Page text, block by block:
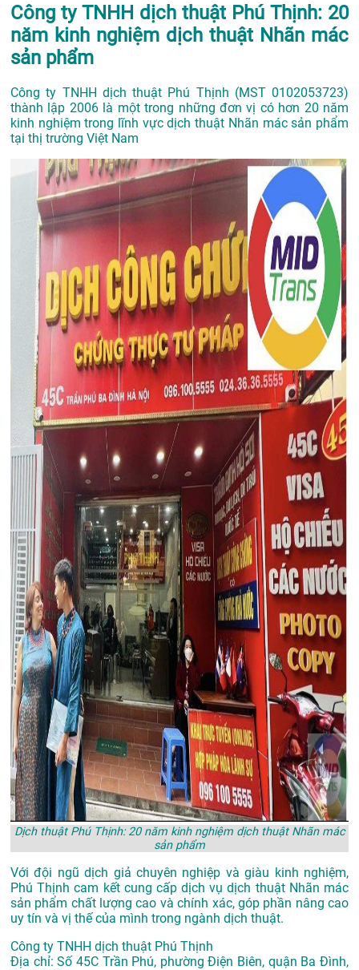
Công ty TNHH dịch thuật Phú Thịnh: 20
năm kinh nghiệm dịch thuật Nhãn mác
sản phẩm
Công ty TNHH dịch thuật Phú Thịnh (MST 0102053723)
thành lập 2006 là một trong những đơn vị có hơn 20 năm
kinh nghiệm trong lĩnh vực dịch thuật Nhãn mác sản phẩm
tại thị trường Việt Nam
Dịch thuật Phú Thịnh: 20 năm kinh nghiệm dịch thuật Nhãn mác
sản phẩm
Với đội ngũ dịch giả chuyên nghiệp và giàu kinh nghiệm,
Phú Thịnh cam kết cung cấp dịch vụ dịch thuật Nhãn mác
sản phẩm chất lượng cao và chính xác, góp phần nâng cao
uy tín và vị thế của mình trong ngành dịch thuật.
Công ty TNHH dịch thuật Phú Thịnh
Địa chỉ: Số 45C Trần Phú, phường Ðiện Biên, quận Ba Ðình,